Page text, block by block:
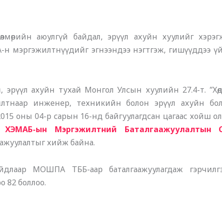
аюулгүй байдал, эрүүл ахуйн хуулийг
мэргэжилтнүүдийг эгнээндээ нэгтгэж, гишүүддээ
эрүүл ахуйн тухай Монгол Улсын хуулийн 27.4-т.
инженер, техникийн болон эрүүл ахуйн
оны 04-р сарын 16-нд байгуулагдсан цагаас хойш
ын Мэргэжилтний Баталгаажуулалтын
хийж байна.
МОШПА ТББ-аар баталгаажуулагдаж
боллоо.